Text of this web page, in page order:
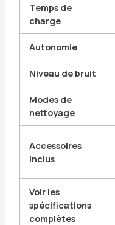
Temps de
charge
Autonomie
Niveau de bruit
Modes de
nettoyage
Accessoires
inclus
Voir les
spécifications
complètes